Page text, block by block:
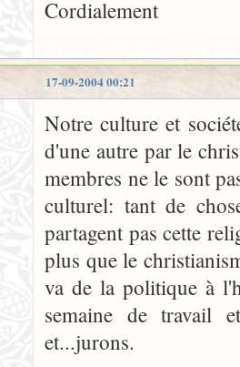
Cordialement
17-09-2004 00:21
Notre culture et
d'une autre par le
membres ne le sont
culturel: tant de
partagent pas cette
plus que le
va de la politique à
semaine de travail
et...jurons.